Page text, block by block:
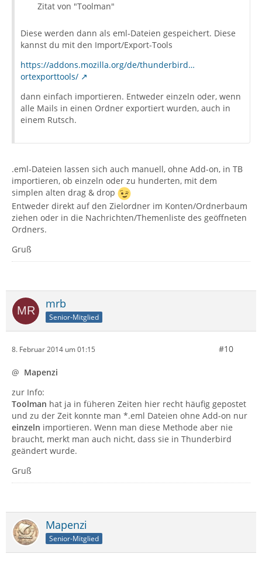
Zitat von "Toolman"
Diese werden dann als eml-Dateien gespeichert. Diese
kannst du mit den Import/Export-Tools
https://addons.mozilla.org/de/thunderbird…
ortexporttools/
dann einfach importieren. Entweder einzeln oder, wenn
alle Mails in einen Ordner exportiert wurden, auch in
einem Rutsch.
.eml-Dateien lassen sich auch manuell, ohne Add-on, in TB
importieren, ob einzeln oder zu hunderten, mit dem
simplen alten drag & drop
Entweder direkt auf den Zielordner im Konten/Ordnerbaum
ziehen oder in die Nachrichten/Themenliste des geöffneten
Ordners.
Gruß
mrb
Senior-Mitglied
8. Februar 2014 um 01:15 #10
@ Mapenzi
zur Info:
Toolman hat ja in füheren Zeiten hier recht häufig gepostet
und zu der Zeit konnte man *.eml Dateien ohne Add-on nur
einzeln importieren. Wenn man diese Methode aber nie
braucht, merkt man auch nicht, dass sie in Thunderbird
geändert wurde.
Gruß
Mapenzi
Senior-Mitglied